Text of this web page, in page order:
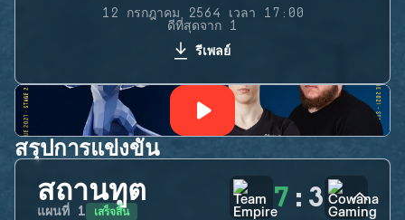
12 กรกฎาคม 2564 เวลา 17:00
ดีที่สุดจาก 1
รีเพลย์
สรุปการแข่งขัน
สถานทูต
แผนที่ 1 เสร็จสิ้น 7 : 3